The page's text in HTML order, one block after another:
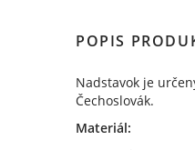
POPIS
Nadstavok je
Čechoslovák.
Materiál: